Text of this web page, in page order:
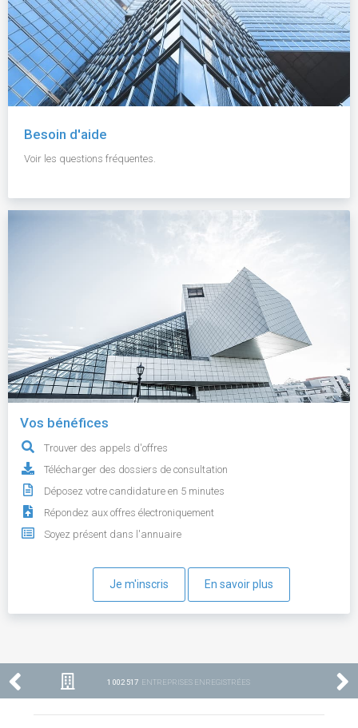
Besoin d'aide
Voir les questions fréquentes.
Vos bénéfices
Trouver des appels d'offres
Télécharger des dossiers de consultation
Déposez votre candidature en 5 minutes
Répondez aux offres électroniquement
Soyez présent dans l'annuaire
Je m'inscris En savoir plus
1 002 517 ENTREPRISES ENREGISTRÉES